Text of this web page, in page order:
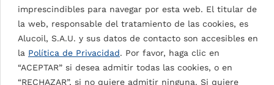
imprescindibles para navegar por esta web. El titular de
la web, responsable del tratamiento de las cookies, es
Alucoil, S.A.U. y sus datos de contacto son accesibles en
la Política de Privacidad. Por favor, haga clic en
“ACEPTAR” si desea admitir todas las cookies, o en
“RECHAZAR”, si no quiere admitir ninguna. Si quiere
PRODUCTOS